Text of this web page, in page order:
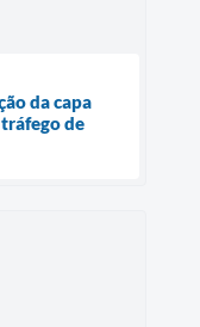
da capa
de